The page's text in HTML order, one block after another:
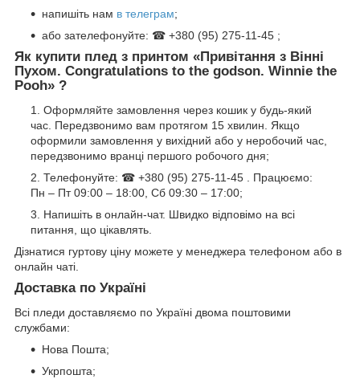
напишіть нам в телеграм;
або зателефонуйте: ☎ +380 (95) 275-11-45 ;
Як купити плед з принтом «Привітання з Вінні
Пухом. Congratulations to the godson. Winnie the
Pooh» ?
Оформляйте замовлення через кошик у будь-який
час. Передзвонимо вам протягом 15 хвилин. Якщо
оформили замовлення у вихідний або у неробочий час,
передзвонимо вранці першого робочого дня;
Телефонуйте: ☎ +380 (95) 275-11-45 . Працюємо:
Пн – Пт 09:00 – 18:00, Сб 09:30 – 17:00;
Напишіть в онлайн-чат. Швидко відповімо на всі
питання, що цікавлять.
Дізнатися гуртову ціну можете у менеджера телефоном або в
онлайн чаті.
Доставка по Україні
Всі пледи доставляємо по Україні двома поштовими
службами:
Нова Пошта;
Укрпошта;